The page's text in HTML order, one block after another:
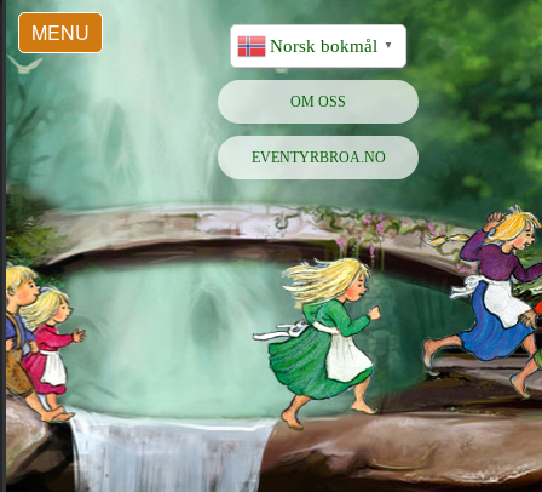
MENU
Norsk bokmål ▼
OM OSS
EVENTYRBROA.NO